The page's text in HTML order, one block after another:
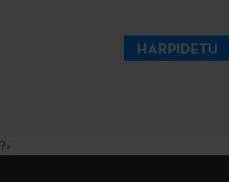
HARPIDETU
?>